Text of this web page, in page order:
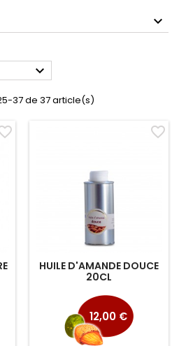

37 de 37 article(s)
HUILE D'AMANDE DOUCE
20CL
Prix
12,00 €
favorite_border